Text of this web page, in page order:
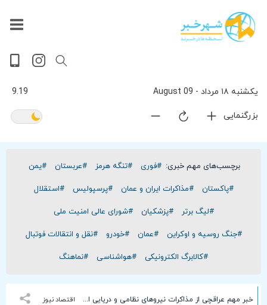
یکشنبه ۱۸ مرداد - 09 August 9.19
بزرگنمایی
پربیننده‌ترین
اخبار
آخرین
اخبار
پخش
داغ
ترین
سیاسی
ورزشی
اقتصادی
حوادث
گوناگون
تصویری
سلامت
جهان
فرهنگی
ویدیویی
بازار
برچسب‌های مهم خبری: #فوری #تنگه هرمز #عربستان #یمن
#پاکستان #مذاکرات ایران و عمان #پرسپولیس #استقلال
#لیگ برتر #پزشکیان #شورای عالی امنیت ملی
#جنگ روسیه و اوکراین #عمان #خودرو #نقل و انتقالات فوتبال
#کالابرگ الکترونیکی #هواشناسی #نماهنگ
اقتصاد نیوز خبر مهم عراقچی از مذاکرات نیروهای نظامی و دریایی ایران و عمان درباره تنگه هرمز